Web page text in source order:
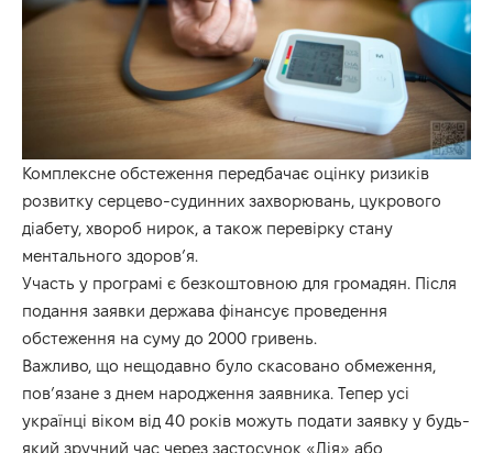
Комплексне обстеження передбачає оцінку ризиків
розвитку серцево-судинних захворювань, цукрового
діабету, хвороб нирок, а також перевірку стану
ментального здоров’я.
Участь у програмі є безкоштовною для громадян. Після
подання заявки держава фінансує проведення
обстеження на суму до 2000 гривень.
Важливо, що нещодавно було скасовано обмеження,
пов’язане з днем народження заявника. Тепер усі
українці віком від 40 років можуть подати заявку у будь-
який зручний час через застосунок «Дія» або